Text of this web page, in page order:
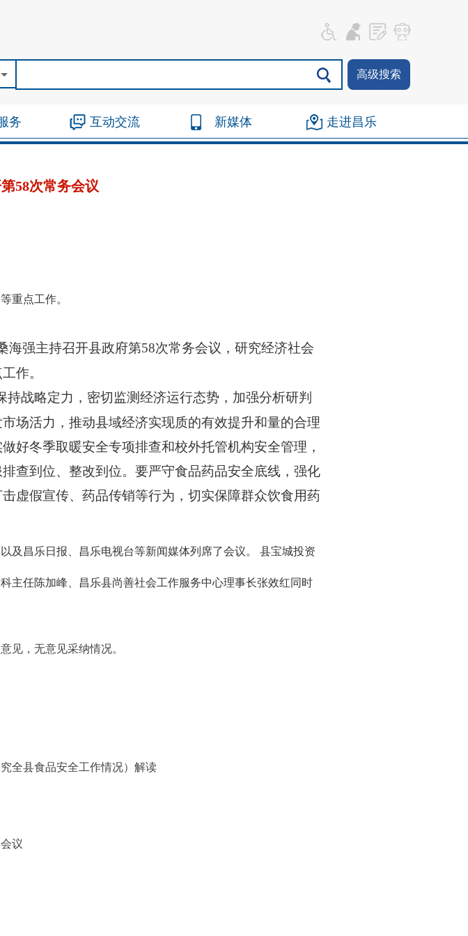
高级搜索
务 互动交流 新媒体 走进昌乐
58次常务会议
重点工作。
海强主持召开县政府第58次常务会议，研究经济社会
作。
战略定力，密切监测经济运行态势，加强分析研判
场活力，推动县域经济实现质的有效提升和量的合理
好冬季取暖安全专项排查和校外托管机构安全管理，
查到位、整改到位。要严守食品药品安全底线，强化
虚假宣传、药品传销等行为，切实保障群众饮食用药
及昌乐日报、昌乐电视台等新闻媒体列席了会议。 县宝城投资
主任陈加峰、昌乐县尚善社会工作服务中心理事长张效红同时
见，无意见采纳情况。
全县食品安全工作情况）解读
议